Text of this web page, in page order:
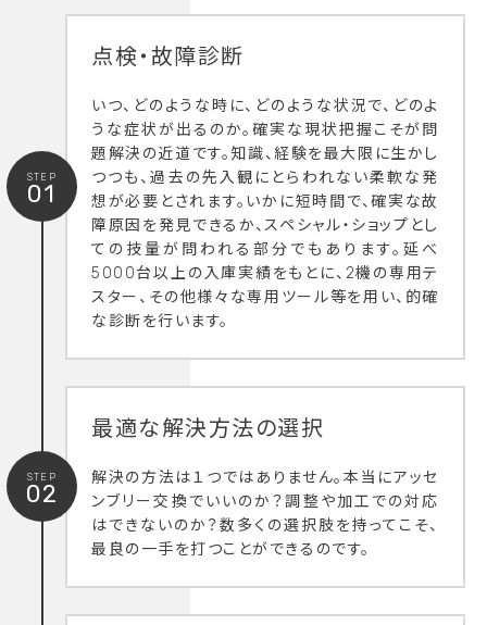
STEP
01
点検・故障診断
いつ、どのような時に、どのような状況で、どのよ
うな症状が出るのか。確実な現状把握こそが問
題解決の近道です。知識、経験を最大限に生かし
つつも、過去の先入観にとらわれない柔軟な発
想が必要とされます。いかに短時間で、確実な故
障原因を発見できるか、スペシャル・ショップとし
ての技量が問われる部分でもあります。延べ
5000台以上の入庫実績をもとに、2機の専用テ
スター、その他様々な専用ツール等を用い、的確
な診断を行います。
STEP
02
最適な解決方法の選択
解決の方法は１つではありません。本当にアッセ
ンブリー交換でいいのか？調整や加工での対応
はできないのか？数多くの選択肢を持ってこそ、
最良の一手を打つことができるのです。